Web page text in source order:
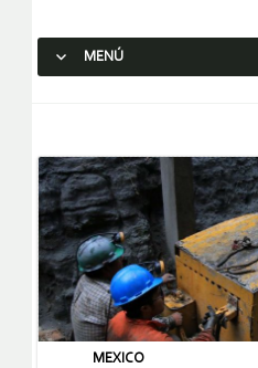
MENÚ
MEXICO